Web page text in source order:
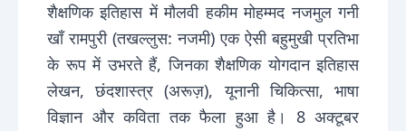
शैक्षणिक इतिहास में मौलवी हकीम मोहम्मद नजमुल गनी
खाँ रामपुरी (तखल्लुस: नजमी) एक ऐसी बहुमुखी प्रतिभा
के रूप में उभरते हैं, जिनका शैक्षणिक योगदान इतिहास
लेखन, छंदशास्त्र (अरूज़), यूनानी चिकित्सा, भाषा
विज्ञान और कविता तक फैला हुआ है। 8 अक्टूबर